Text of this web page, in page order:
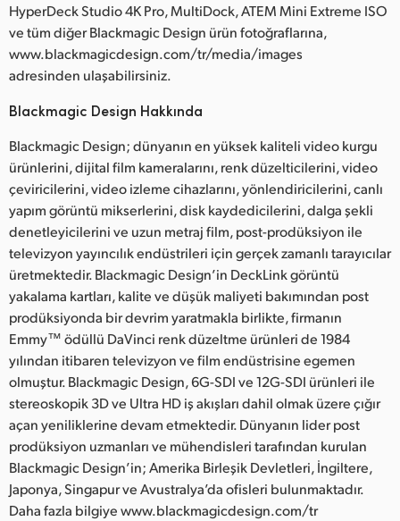
HyperDeck Studio 4K Pro, MultiDock, ATEM Mini Extreme ISO
ve tüm diğer Blackmagic Design ürün fotoğraflarına,
www.blackmagicdesign.com/tr/media/images
adresinden ulaşabilirsiniz.
Blackmagic Design Hakkında
Blackmagic Design; dünyanın en yüksek kaliteli video kurgu
ürünlerini, dijital film kameralarını, renk düzelticilerini, video
çeviricilerini, video izleme cihazlarını, yönlendiricilerini, canlı
yapım görüntü mikserlerini, disk kaydedicilerini, dalga şekli
denetleyicilerini ve uzun metraj film, post-prodüksiyon ile
televizyon yayıncılık endüstrileri için gerçek zamanlı tarayıcılar
üretmektedir. Blackmagic Design’in DeckLink görüntü
yakalama kartları, kalite ve düşük maliyeti bakımından post
prodüksiyonda bir devrim yaratmakla birlikte, firmanın
Emmy™ ödüllü DaVinci renk düzeltme ürünleri de 1984
yılından itibaren televizyon ve film endüstrisine egemen
olmuştur. Blackmagic Design, 6G-SDI ve 12G-SDI ürünleri ile
stereoskopik 3D ve Ultra HD iş akışları dahil olmak üzere çığır
açan yeniliklerine devam etmektedir. Dünyanın lider post
prodüksiyon uzmanları ve mühendisleri tarafından kurulan
Blackmagic Design’in; Amerika Birleşik Devletleri, İngiltere,
Japonya, Singapur ve Avustralya’da ofisleri bulunmaktadır.
Daha fazla bilgiye www.blackmagicdesign.com/tr